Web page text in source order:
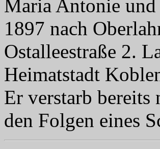
Maria Antonie und
1897 nach
Ostalleestraße 2.
Heimatstadt
Er verstarb bereits
den Folgen eines